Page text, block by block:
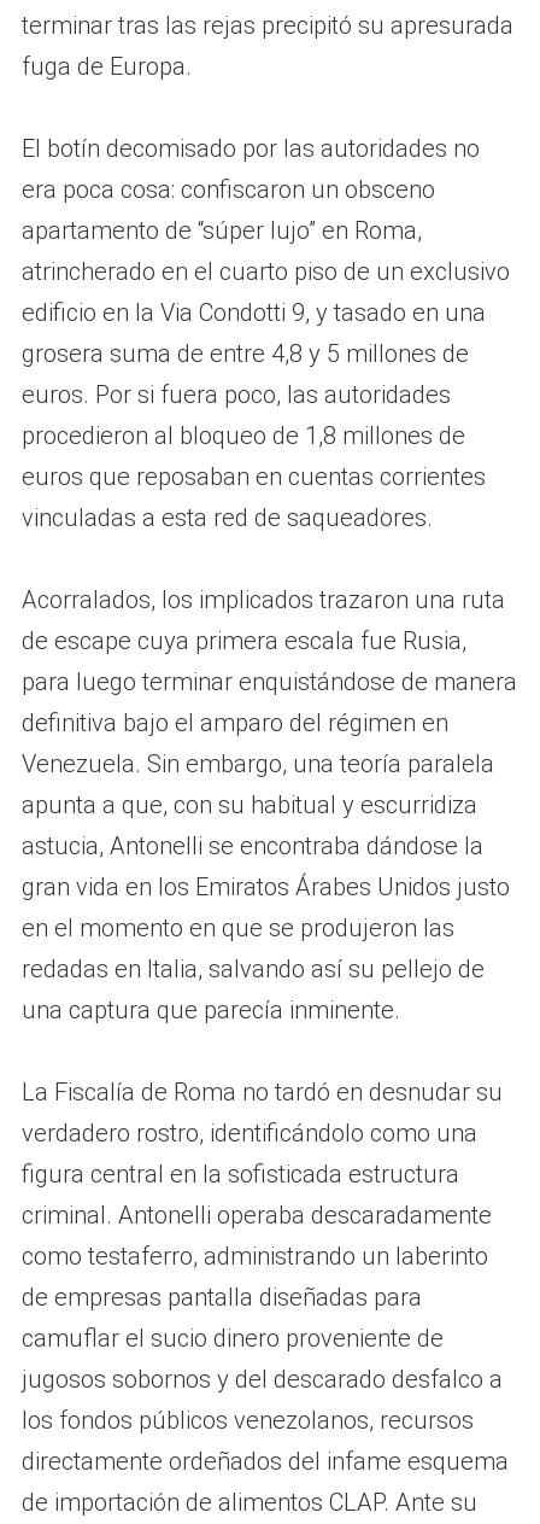
terminar tras las rejas precipitó su apresurada
fuga de Europa.
El botín decomisado por las autoridades no
era poca cosa: confiscaron un obsceno
apartamento de “súper lujo” en Roma,
atrincherado en el cuarto piso de un exclusivo
edificio en la Via Condotti 9, y tasado en una
grosera suma de entre 4,8 y 5 millones de
euros. Por si fuera poco, las autoridades
procedieron al bloqueo de 1,8 millones de
euros que reposaban en cuentas corrientes
vinculadas a esta red de saqueadores.
Acorralados, los implicados trazaron una ruta
de escape cuya primera escala fue Rusia,
para luego terminar enquistándose de manera
definitiva bajo el amparo del régimen en
Venezuela. Sin embargo, una teoría paralela
apunta a que, con su habitual y escurridiza
astucia, Antonelli se encontraba dándose la
gran vida en los Emiratos Árabes Unidos justo
en el momento en que se produjeron las
redadas en Italia, salvando así su pellejo de
una captura que parecía inminente.
La Fiscalía de Roma no tardó en desnudar su
verdadero rostro, identificándolo como una
figura central en la sofisticada estructura
criminal. Antonelli operaba descaradamente
como testaferro, administrando un laberinto
de empresas pantalla diseñadas para
camuflar el sucio dinero proveniente de
jugosos sobornos y del descarado desfalco a
los fondos públicos venezolanos, recursos
directamente ordeñados del infame esquema
de importación de alimentos CLAP. Ante su